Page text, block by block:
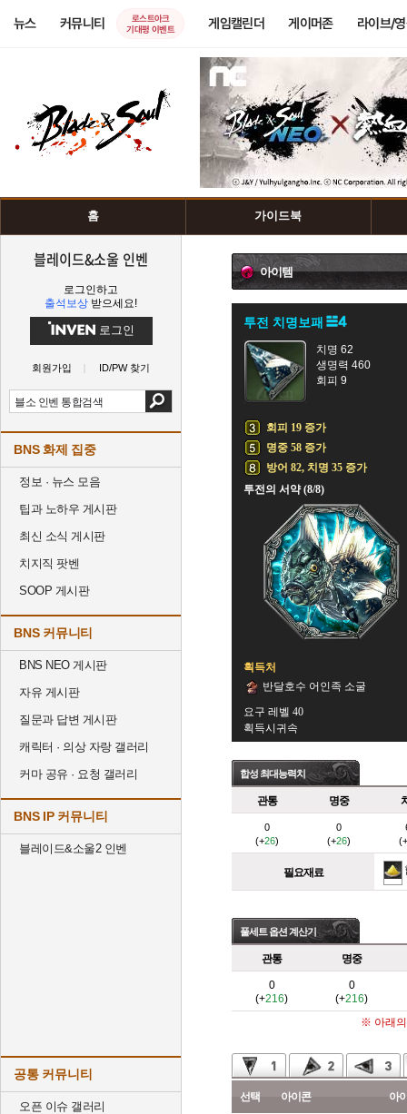
뉴스 커뮤니티
로스트아크
기대평 이벤트
게임캘린더 게이머존 라이브/
홈 가이드북
블레이드&소울 인벤
로그인하고
출석보상 받으세요!
로그인
회원가입 ID/PW 찾기
BNS 화제 집중
정보 · 뉴스 모음
팁과 노하우 게시판
최신 소식 게시판
치지직 팟벤
SOOP 게시판
BNS 커뮤니티
BNS NEO 게시판
자유 게시판
질문과 답변 게시판
캐릭터 · 의상 자랑 갤러리
커마 공유 · 요청 갤러리
BNS IP 커뮤니티
블레이드&소울2 인벤
공통 커뮤니티
오픈 이슈 갤러리
아이템
투전 치명보패
치명 62
생명력 460
회피 9
회피 19 증가
명중 58 증가
방어 82, 치명 35 증가
투전의 서약 (8/8)
획득처
반달호수 어인족 소굴
요구 레벨 40
획득시귀속
합성 최대능력치
관통 명중
0
(+26)
0
(+26)
(+
필요재료
풀세트 옵션 계산기
관통 명중
0
(+216)
0
(+216)
※ 아래의
선택 아이콘 아